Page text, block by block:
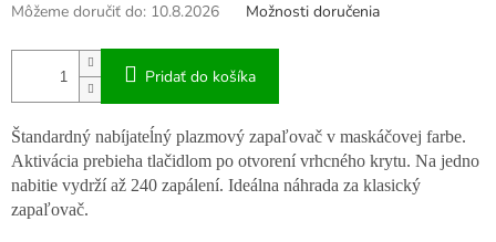
Môžeme doručiť do: 10.8.2026 Možnosti doručenia
Pridať do košíka
Štandardný nabíjateĺný plazmový zapaľovač v maskáčovej farbe.
Aktivácia prebieha tlačidlom po otvorení vrhcného krytu. Na jedno
nabitie vydrží až 240 zapálení. Ideálna náhrada za klasický
zapaľovač.